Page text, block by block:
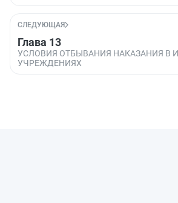
СЛЕДУЮЩАЯ
Глава 13
УСЛОВИЯ ОТБЫВАНИЯ НАКАЗАНИЯ В
УЧРЕЖДЕНИЯХ